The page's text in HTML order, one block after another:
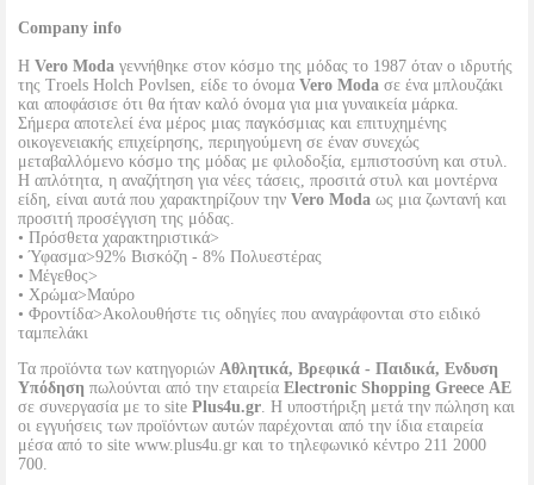
Company info
Η Vero Moda γεννήθηκε στον κόσμο της μόδας το 1987 όταν ο ιδρυτής
της Troels Holch Povlsen, είδε το όνομα Vero Moda σε ένα μπλουζάκι
και αποφάσισε ότι θα ήταν καλό όνομα για μια γυναικεία μάρκα.
Σήμερα αποτελεί ένα μέρος μιας παγκόσμιας και επιτυχημένης
οικογενειακής επιχείρησης, περιηγούμενη σε έναν συνεχώς
μεταβαλλόμενο κόσμο της μόδας με φιλοδοξία, εμπιστοσύνη και στυλ.
Η απλότητα, η αναζήτηση για νέες τάσεις, προσιτά στυλ και μοντέρνα
είδη, είναι αυτά που χαρακτηρίζουν την Vero Moda ως μια ζωντανή και
προσιτή προσέγγιση της μόδας.
• Πρόσθετα χαρακτηριστικά>
• Ύφασμα>92% Βισκόζη - 8% Πολυεστέρας
• Μέγεθος>
• Χρώμα>Μαύρο
• Φροντίδα>Ακολουθήστε τις οδηγίες που αναγράφονται στο ειδικό
ταμπελάκι
Τα προϊόντα των κατηγοριών Αθλητικά, Βρεφικά - Παιδικά, Ενδυση
Υπόδηση πωλούνται από την εταιρεία Electronic Shopping Greece ΑΕ
σε συνεργασία με το site Plus4u.gr. Η υποστήριξη μετά την πώληση και
οι εγγυήσεις των προϊόντων αυτών παρέχονται από την ίδια εταιρεία
μέσα από το site www.plus4u.gr και το τηλεφωνικό κέντρο 211 2000
700.